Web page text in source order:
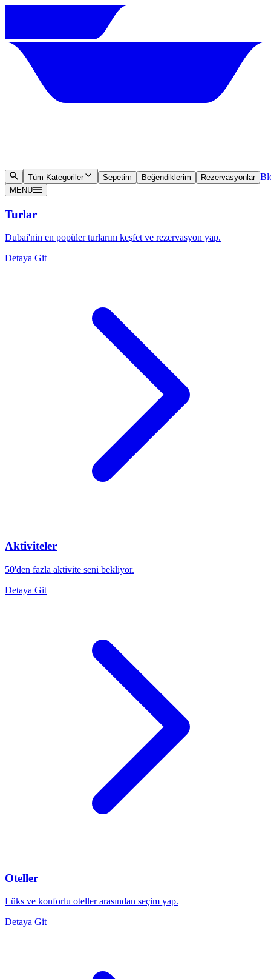
Tüm Kategoriler Sepetim Beğendiklerim Rezervasyonlar
MENU
Turlar
Dubai'nin en popüler turlarını keşfet ve rezervasyon yap.
Detaya Git
Aktiviteler
50'den fazla aktivite seni bekliyor.
Detaya Git
Oteller
Lüks ve konforlu oteller arasından seçim yap.
Detaya Git